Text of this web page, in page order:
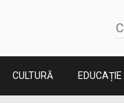
CULTURĂ EDUCAȚIE